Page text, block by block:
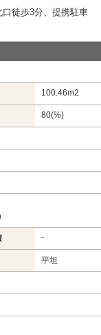
徒歩3分、提携駐車
100.46m2
80(%)
-
平坦